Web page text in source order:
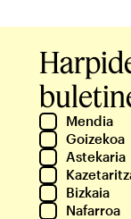
Mendia
Goizekoa
Astekaria
Bizkaia
Nafarroa